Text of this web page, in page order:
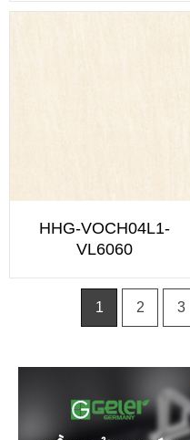
HHG-VOCH04L1-
VL6060
1 2 3